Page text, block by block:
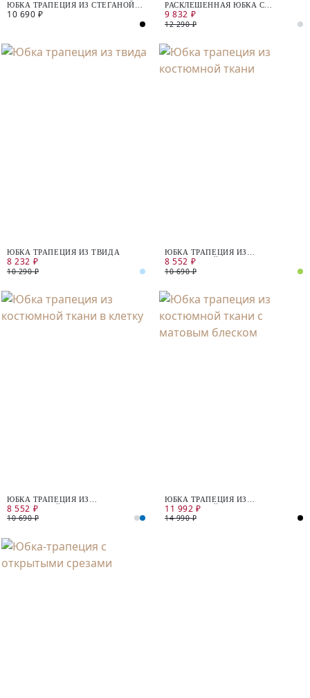
ЮБКА ТРАПЕЦИЯ ИЗ СТЕГАНОЙ
ТКАНИ
10 690 ₽
РАСКЛЕШЕННАЯ ЮБКА С
РАЗРЕЗАМИ И СКЛАДКАМИ
АСИММЕТРИЧНОГО КРОЯ
9 832 ₽
12 290 ₽
ЮБКА ТРАПЕЦИЯ ИЗ ТВИДА
8 232 ₽
10 290 ₽
ЮБКА ТРАПЕЦИЯ ИЗ
КОСТЮМНОЙ ТКАНИ
8 552 ₽
10 690 ₽
ЮБКА ТРАПЕЦИЯ ИЗ
КОСТЮМНОЙ ТКАНИ В КЛЕТКУ
8 552 ₽
10 690 ₽
ЮБКА ТРАПЕЦИЯ ИЗ
КОСТЮМНОЙ ТКАНИ С
МАТОВЫМ БЛЕСКОМ
11 992 ₽
14 990 ₽